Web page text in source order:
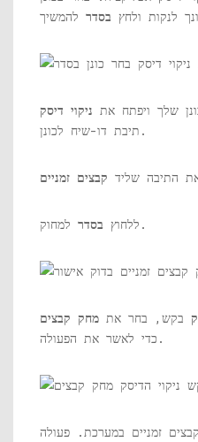
לנקות ולחץ בסדר
שלך ויפתח את ניקוי דיסק
תיבת דו-שיח לכונן.
התיבה שליד קבצים זמניים
ללחוץ בסדר למחוק.
בקש, בחר את מחק קבצים
כדי לאשר את הפעולה.
זמניים במערכת. פעולה